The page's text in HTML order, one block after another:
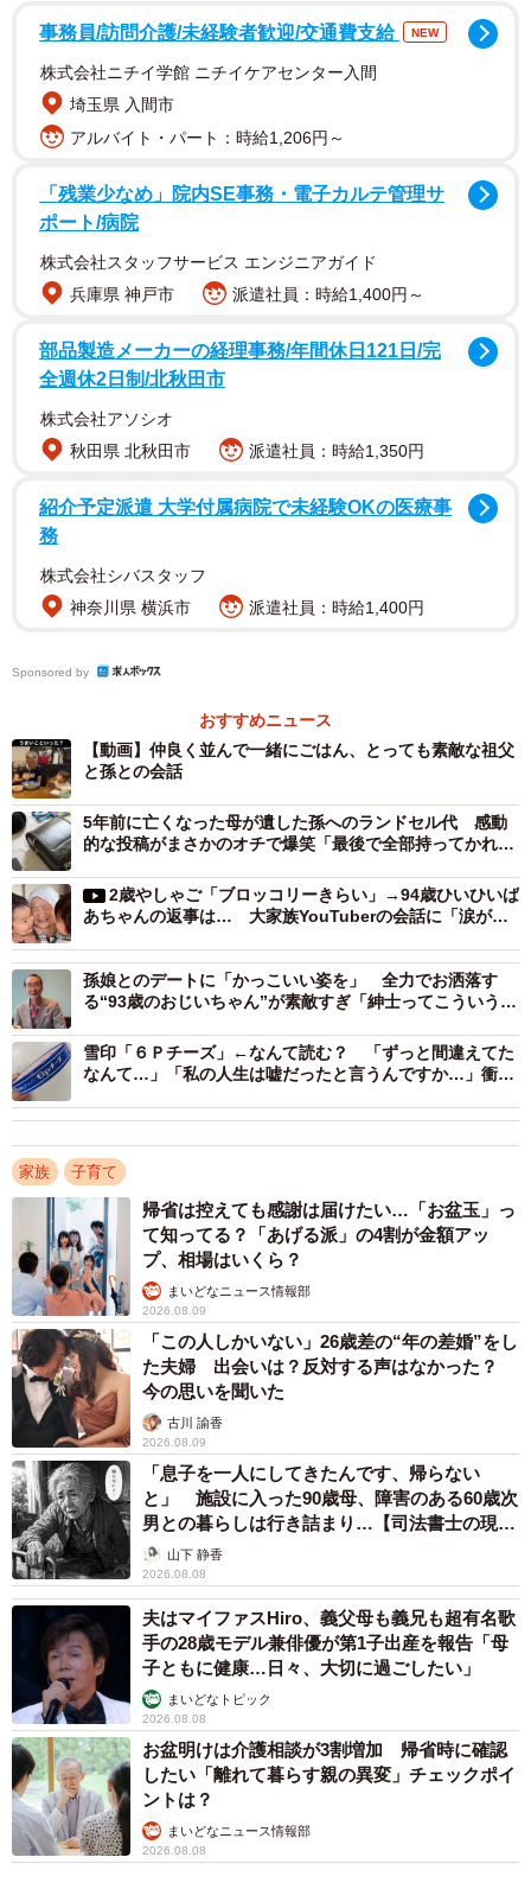
じいじ「うまいこといった？」
息子くん「じゅうじつ」（眉間に皺を寄せてうなずく）
じいじ「おぉそうか？充実してたん？」
保育園生活の順調さを一言で表す最高の言葉「じゅうじつ」
（Momo&HandさんInstagramよりスクリーンショット）
まさかの回答「じゅうじつ」に、思わず笑ってしまった
Momo&Handさんの声も入っており、息子くんのあまりに
しっかりとした回答にとても満足そうなおじいちゃんの姿
も印象的で、和やかな様子が伝わってきます。
撮影されたのはちょうど1年前。「息子くんが1歳の時、保
育園に連れて行っても毎日ギャン泣きでしたが、じいじか
らの質問にまさかの『充実』の答えでめっちゃ笑いまし
た。今は口達者でしょっちゅう口喧嘩していますが、この
頃は会話ができるようになり始めたばかりでただただ可愛
かった」と、動画に投稿したMomo&Handさんにお話を聞
いてみました。
2歳になり、起きた瞬間から寝るまでずっと喋っ
ています
――まさかの単語に驚きました！この時の月齢は？
1歳5カ月の時で、私の実家で撮影しました。
――言葉やコミュニケーションは早い時期から？
9カ月くらいからフェレットの名前（モモ）を呼んだりして
いました。大人の言っていることもよく理解していたよう
で、指差しや拍手、頷いたりも早くからしていました。実
家が近いので毎日のように遊びに行き、今でもじいじ、ば
あばにいつも遊んでもらっています。親戚が多いので色ん
な人に可愛がってもらいありがたく思っています。
――たくさんの大人の方に囲まれているのですね。この時
事務員/訪問介護/未経験者歓迎/交通費支給 NEW
株式会社ニチイ学館 ニチイケアセンター入間
埼玉県 入間市
アルバイト・パート：時給1,206円～
「残業少なめ」院内SE事務・電子カルテ管理サ
ポート/病院
株式会社スタッフサービス エンジニアガイド
兵庫県 神戸市
派遣社員：時給1,400円～
部品製造メーカーの経理事務/年間休日121日/完
全週休2日制/北秋田市
株式会社アソシオ
秋田県 北秋田市
派遣社員：時給1,350円
紹介予定派遣 大学付属病院で未経験OKの医療事
務
株式会社シバスタッフ
神奈川県 横浜市
派遣社員：時給1,400円
Sponsored by
おすすめニュース
【動画】仲良く並んで一緒にごはん、とっても素敵な祖父
と孫との会話
5年前に亡くなった母が遺した孫へのランドセル代 感動
的な投稿がまさかのオチで爆笑「最後で全部持ってかれま
2歳やしゃご「ブロッコリーきらい」→94歳ひいひいば
あちゃんの返事は… 大家族YouTuberの会話に「涙が出
孫娘とのデートに「かっこいい姿を」 全力でお洒落す
る“93歳のおじいちゃん”が素敵すぎ「紳士ってこういう
雪印「６Ｐチーズ」←なんて読む？ 「ずっと間違えてた
なんて…」「私の人生は嘘だったと言うんですか…」衝撃
家族 子育て
帰省は控えても感謝は届けたい…「お盆玉」っ
て知ってる？「あげる派」の4割が金額アッ
プ、相場はいくら？
まいどなニュース情報部
2026.08.09
「この人しかいない」26歳差の“年の差婚”をし
た夫婦 出会いは？反対する声はなかった？
今の思いを聞いた
古川 諭香
2026.08.09
「息子を一人にしてきたんです、帰らない
と」 施設に入った90歳母、障害のある60歳次
男との暮らしは行き詰まり…【司法書士の現場
から】山下 静香
2026.08.08
夫はマイファスHiro、義父母も義兄も超有名歌
手の28歳モデル兼俳優が第1子出産を報告「母
子ともに健康…日々、大切に過ごしたい」
まいどなトピック
2026.08.08
お盆明けは介護相談が3割増加 帰省時に確認
したい「離れて暮らす親の異変」チェックポイ
ントは？
まいどなニュース情報部
2026.08.08